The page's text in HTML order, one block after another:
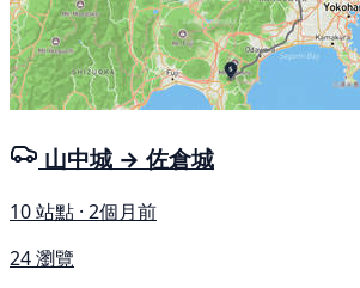
山中城 → 佐倉城
10 站點 · 2個月前
24 瀏覽